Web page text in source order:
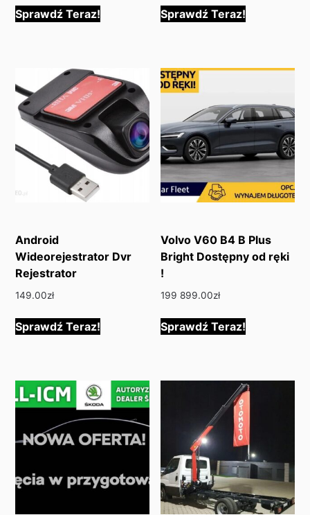
Sprawdź Teraz! Sprawdź Teraz!
Android
Wideorejestrator Dvr
Rejestrator
149.00zł
Sprawdź Teraz!
Volvo V60 B4 B Plus
Bright Dostępny od ręki
!
199 899.00zł
Sprawdź Teraz!